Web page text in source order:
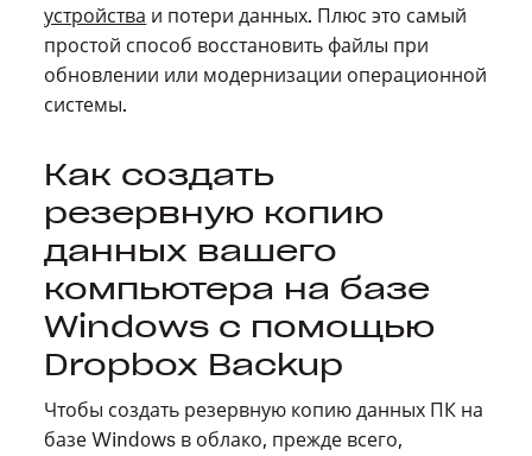
устройства и потери данных. Плюс это самый
простой способ восстановить файлы при
обновлении или модернизации операционной
системы.
Как создать
резервную копию
данных вашего
компьютера на базе
Windows с помощью
Dropbox Backup
Чтобы создать резервную копию данных ПК на
базе Windows в облако, прежде всего,